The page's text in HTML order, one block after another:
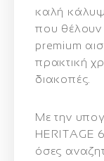
καλή
που θέλουν
premium
πρακτική
διακοπές.
Με την
HERITAGE
όσες